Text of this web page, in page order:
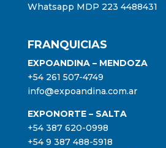
Whatsapp MDP 223 4488431
FRANQUICIAS
EXPOANDINA – MENDOZA
+54 261 507-4749
info@expoandina.com.ar
EXPONORTE – SALTA
+54 387 620-0998
+54 9 387 488-5918